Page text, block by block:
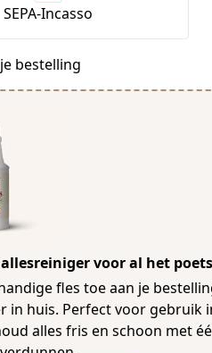
SEPA-Incasso
bestelling
voor al het
fles toe aan je
in huis. Perfect voor gebruik
alles fris en schoon met